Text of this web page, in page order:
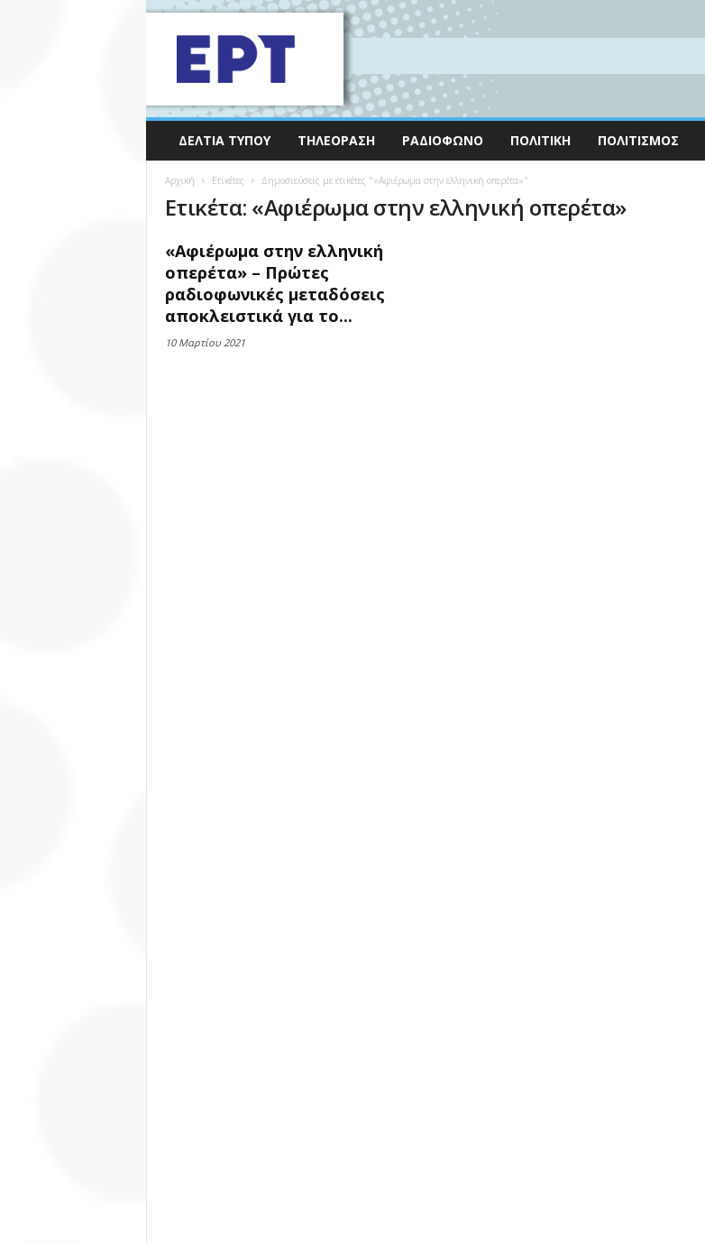
ΔΕΛΤΊΑ ΤΎΠΟΥ ΤΗΛΕΌΡΑΣΗ ΡΑΔΙΌΦΩΝΟ ΠΟΛΙΤΙΚΉ ΠΟΛΙΤΙΣΜΌΣ
Αρχική Ετικέτες Δημοσιεύσεις με ετικέτες "«Αφιέρωμα στην ελληνική οπερέτα»"
Ετικέτα: «Αφιέρωμα στην ελληνική οπερέτα»
«Αφιέρωμα στην ελληνική
οπερέτα» – Πρώτες
ραδιοφωνικές μεταδόσεις
αποκλειστικά για το...
10 Μαρτίου 2021